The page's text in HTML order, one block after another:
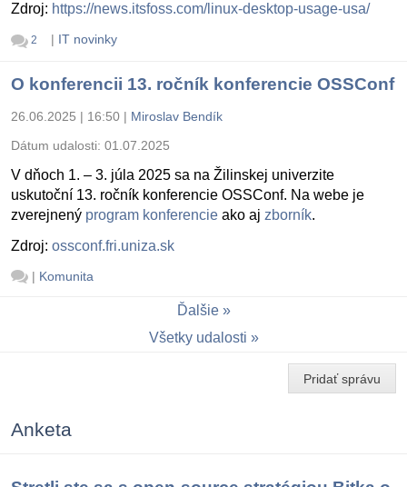
Zdroj: https://news.itsfoss.com/linux-desktop-usage-usa/
2 | IT novinky
O konferencii 13. ročník konferencie OSSConf
26.06.2025 | 16:50 | Miroslav Bendík
Dátum udalosti: 01.07.2025
V dňoch 1. – 3. júla 2025 sa na Žilinskej univerzite
uskutoční 13. ročník konferencie OSSConf. Na webe je
zverejnený program konferencie ako aj zborník.
Zdroj: ossconf.fri.uniza.sk
| Komunita
Ďalšie
Všetky udalosti
Pridať správu
Anketa